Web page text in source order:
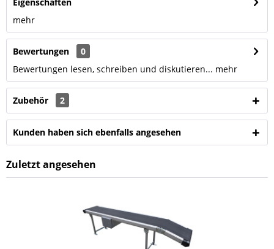
mehr
Bewertungen
0
Bewertungen lesen, schreiben und diskutieren... mehr
Zubehör 2
Kunden haben sich ebenfalls angesehen
Zuletzt angesehen